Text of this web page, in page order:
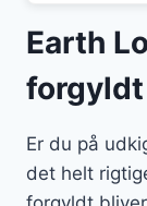
Earth
forgyldt
Er du på
det helt